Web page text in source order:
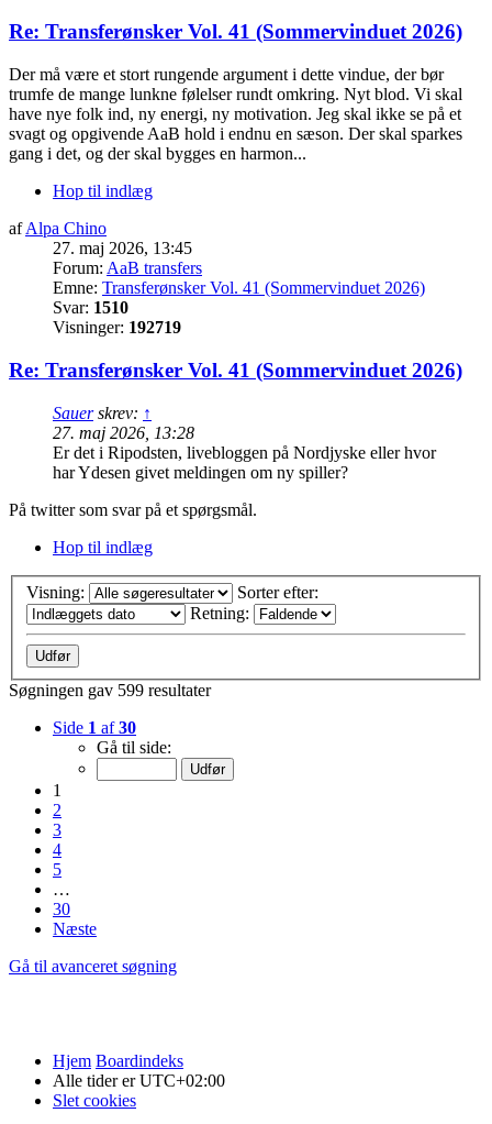
Re: Transferønsker Vol. 41 (Sommervinduet 2026)
Der må være et stort rungende argument i dette vindue, der bør
trumfe de mange lunkne følelser rundt omkring. Nyt blod. Vi skal
have nye folk ind, ny energi, ny motivation. Jeg skal ikke se på et
svagt og opgivende AaB hold i endnu en sæson. Der skal sparkes
gang i det, og der skal bygges en harmon...
Hop til indlæg
afAlpa Chino
27. maj 2026, 13:45
Forum: AaB transfers
Emne: Transferønsker Vol. 41 (Sommervinduet 2026)
Svar: 1510
Visninger: 192719
Re: Transferønsker Vol. 41 (Sommervinduet 2026)
Sauerskrev: ↑
27. maj 2026, 13:28
Er det i Ripodsten, livebloggen på Nordjyske eller hvor
har Ydesen givet meldingen om ny spiller?
På twitter som svar på et spørgsmål.
Hop til indlæg
Visning:
Sorter efter:
Retning:
Søgningen gav 599 resultater
Side 1 af30
Gå til side:
1
2
3
4
5
…
30
Næste
Gå til avanceret søgning
Hjem Boardindeks
Alle tider erUTC+02:00
Slet cookies